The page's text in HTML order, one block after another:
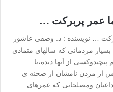
عمر پربرکت …
… نویسنده : د. وصفي عاشور
بسیار مردمانی که سالهای متمادی
از آنها دیده،یا
از مردن نامشان از صحنه ی
ومصلحانی که عمرهای